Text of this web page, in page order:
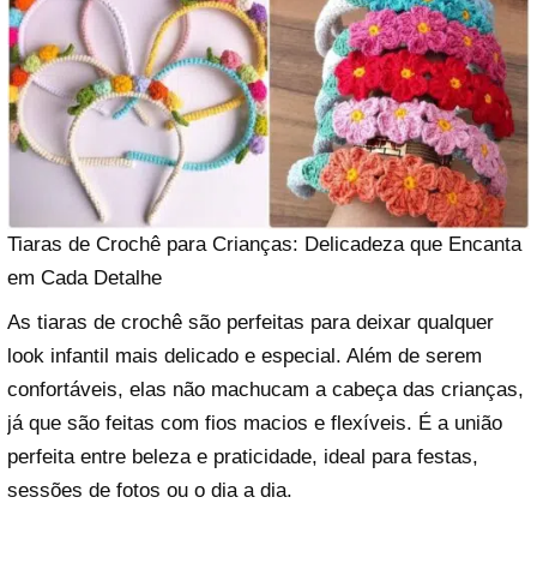
Tiaras de Crochê para Crianças: Delicadeza que Encanta
em Cada Detalhe
As tiaras de crochê são perfeitas para deixar qualquer
look infantil mais delicado e especial. Além de serem
confortáveis, elas não machucam a cabeça das crianças,
já que são feitas com fios macios e flexíveis. É a união
perfeita entre beleza e praticidade, ideal para festas,
sessões de fotos ou o dia a dia.